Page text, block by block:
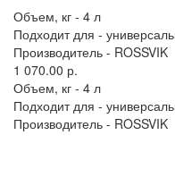
Объем, кг - 4 л
Подходит для -
Производитель - ROSSVIK
1 070.00 р.
Объем, кг - 4 л
Подходит для -
Производитель - ROSSVIK